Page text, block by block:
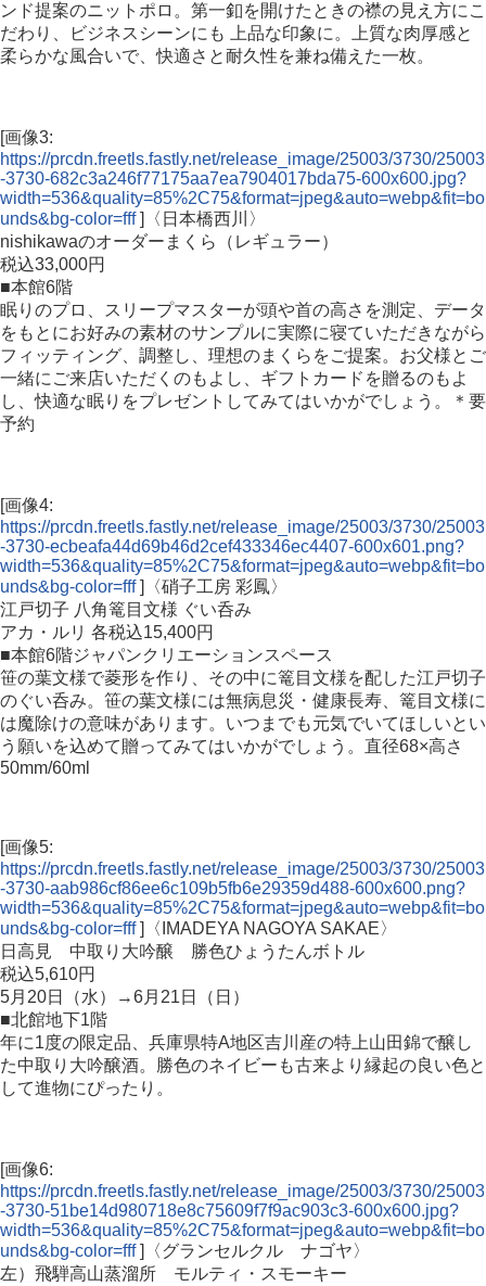
ンド提案のニットポロ。第一釦を開けたときの襟の見え方にこ
だわり、ビジネスシーンにも 上品な印象に。上質な肉厚感と
柔らかな風合いで、快適さと耐久性を兼ね備えた一枚。
[画像3:
https://prcdn.freetls.fastly.net/release_image/25003/3730/25003
-3730-682c3a246f77175aa7ea7904017bda75-600x600.jpg?
width=536&quality=85%2C75&format=jpeg&auto=webp&fit=bo
unds&bg-color=fff]〈日本橋西川〉
nishikawaのオーダーまくら（レギュラー）
税込33,000円
■本館6階
眠りのプロ、スリープマスターが頭や首の高さを測定、データ
をもとにお好みの素材のサンプルに実際に寝ていただきながら
フィッティング、調整し、理想のまくらをご提案。お父様とご
一緒にご来店いただくのもよし、ギフトカードを贈るのもよ
し、快適な眠りをプレゼントしてみてはいかがでしょう。＊要
予約
[画像4:
https://prcdn.freetls.fastly.net/release_image/25003/3730/25003
-3730-ecbeafa44d69b46d2cef433346ec4407-600x601.png?
width=536&quality=85%2C75&format=jpeg&auto=webp&fit=bo
unds&bg-color=fff]〈硝子工房 彩鳳〉
江戸切子 八角篭目文様 ぐい呑み
アカ・ルリ 各税込15,400円
■本館6階ジャパンクリエーションスペース
笹の葉文様で菱形を作り、その中に篭目文様を配した江戸切子
のぐい呑み。笹の葉文様には無病息災・健康長寿、篭目文様に
は魔除けの意味があります。いつまでも元気でいてほしいとい
う願いを込めて贈ってみてはいかがでしょう。直径68×高さ
50mm/60ml
[画像5:
https://prcdn.freetls.fastly.net/release_image/25003/3730/25003
-3730-aab986cf86ee6c109b5fb6e29359d488-600x600.png?
width=536&quality=85%2C75&format=jpeg&auto=webp&fit=bo
unds&bg-color=fff]〈IMADEYA NAGOYA SAKAE〉
日高見 中取り大吟醸 勝色ひょうたんボトル
税込5,610円
5月20日（水）→6月21日（日）
■北館地下1階
年に1度の限定品、兵庫県特A地区吉川産の特上山田錦で醸し
た中取り大吟醸酒。勝色のネイビーも古来より縁起の良い色と
して進物にぴったり。
[画像6:
https://prcdn.freetls.fastly.net/release_image/25003/3730/25003
-3730-51be14d980718e8c75609f7f9ac903c3-600x600.jpg?
width=536&quality=85%2C75&format=jpeg&auto=webp&fit=bo
unds&bg-color=fff]〈グランセルクル ナゴヤ〉
左）飛騨高山蒸溜所 モルティ・スモーキー